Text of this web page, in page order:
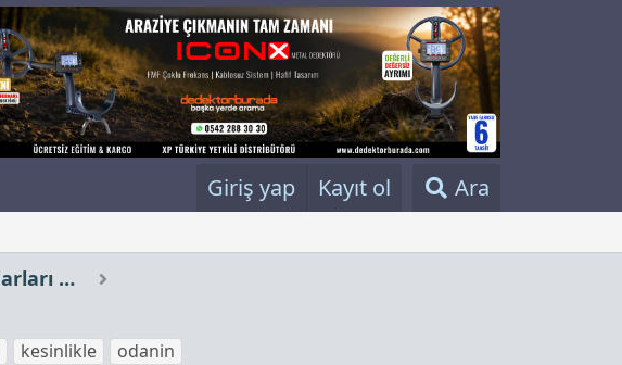
Giriş yap Kayıt ol Ara
Yeraltı Görüntüleme Radarları & Jeofizik Cihazlar
kesinlikle odanin